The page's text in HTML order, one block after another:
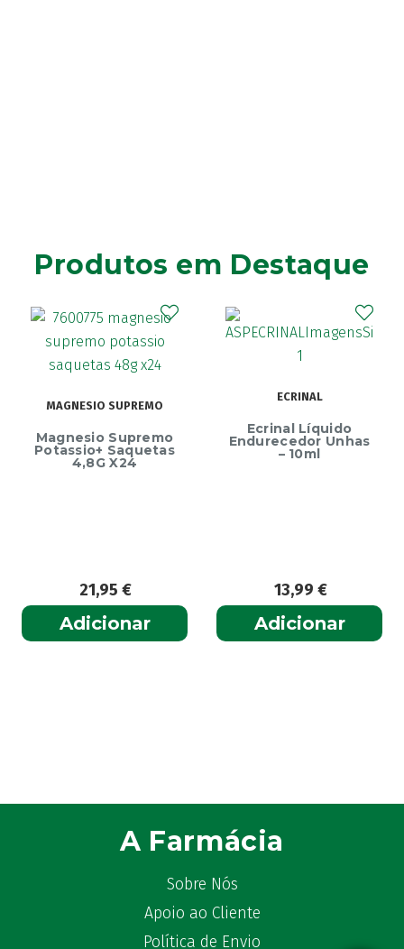
Produtos em Destaque
MAGNESIO SUPREMO
Magnesio Supremo
Potassio+ Saquetas
4,8G X24
21,95€
Adicionar
ECRINAL
Ecrinal Líquido
Endurecedor Unhas
– 10ml
13,99€
Adicionar
A Farmácia
Sobre Nós
Apoio ao Cliente
Política de Envio